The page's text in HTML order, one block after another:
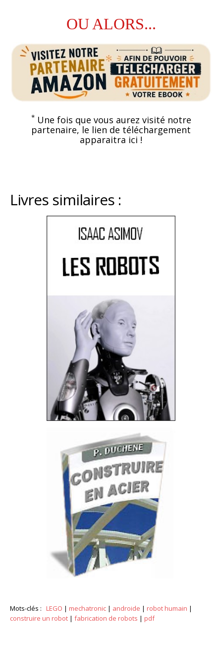
OU ALORS...
*Une fois que vous aurez visité notre
partenaire, le lien de téléchargement
apparaitra ici !
Livres similaires :
Mots-clés : LEGO | mechatronic | androide | robot humain |
construire un robot | fabrication de robots | pdf